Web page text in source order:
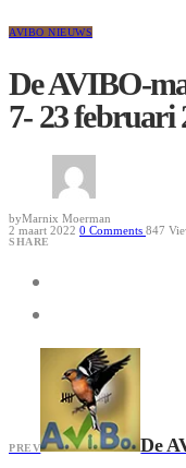
AVIBO NIEUWS
De AVIBO-
7- 23 februari
byMarnix Moerman
2 maart 2022 0 Comments 847
SHARE
PREV De